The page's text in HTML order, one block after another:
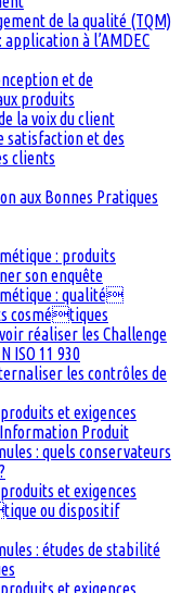
de la qualité (TQM)
à l’AMDEC
et de
produits
la voix du client
satisfaction et des
clients
aux Bonnes Pratiques
: produits
son enquête
: qualité
cosmétiques
réaliser les Challenge
ISO 11 930
les contrôles de
et exigences
Produit
: quels conservateurs
et exigences
ou dispositif
: études de stabilité
et exigences